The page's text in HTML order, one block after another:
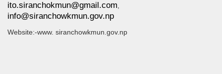
ito.siranchokmun@gmail.com
info@siranchowkmun.gov.np
Website:-www. siranchowkmun.gov.np